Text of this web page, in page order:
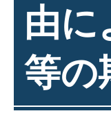
由に
等の